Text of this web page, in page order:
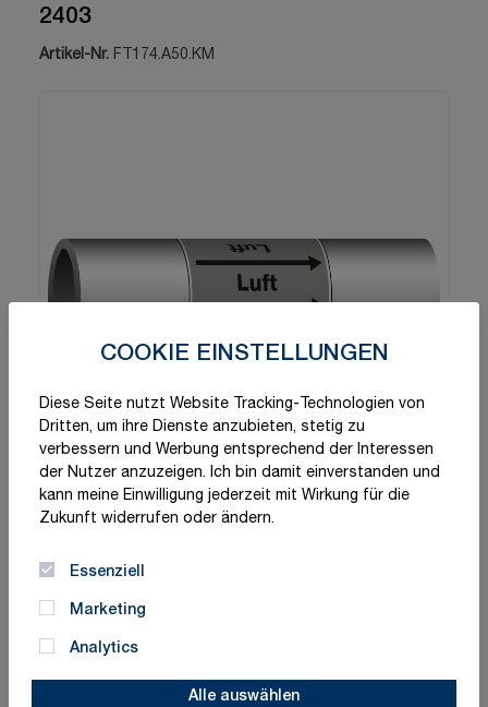
COOKIE EINSTELLUNGEN
Diese Seite nutzt Website Tracking-Technologien von
Dritten, um ihre Dienste anzubieten, stetig zu
verbessern und Werbung entsprechend der Interessen
der Nutzer anzuzeigen. Ich bin damit einverstanden und
kann meine Einwilligung jederzeit mit Wirkung für die
Zukunft widerrufen oder ändern.
Essenziell
Marketing
Analytics
Alle auswählen
2403
Artikel-Nr. FT174.A50.KM